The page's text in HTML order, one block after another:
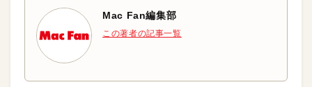
Mac Fan編集部
この著者の記事一覧